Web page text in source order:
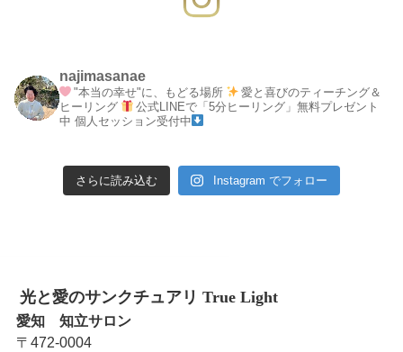
najimasanae
"本当の幸せ"に、もどる場所
愛と喜びのティーチング＆
ヒーリング
公式LINEで「5分ヒーリング」無料プレゼント
中 個人セッション受付中
さらに読み込む Instagram でフォロー
光と愛のサンクチュアリ True Light
愛知 知立サロン
〒472-0004